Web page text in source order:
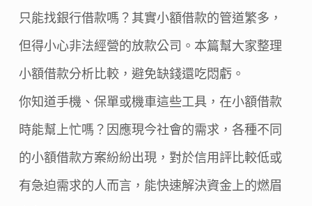
只能找銀行借款嗎？其實小額借款的管道繁多，
但得小心非法經營的放款公司。本篇幫大家整理
小額借款分析比較，避免缺錢還吃悶虧。
你知道手機、保單或機車這些工具，在小額借款
時能幫上忙嗎？因應現今社會的需求，各種不同
的小額借款方案紛紛出現，對於信用評比較低或
有急迫需求的人而言，能快速解決資金上的燃眉